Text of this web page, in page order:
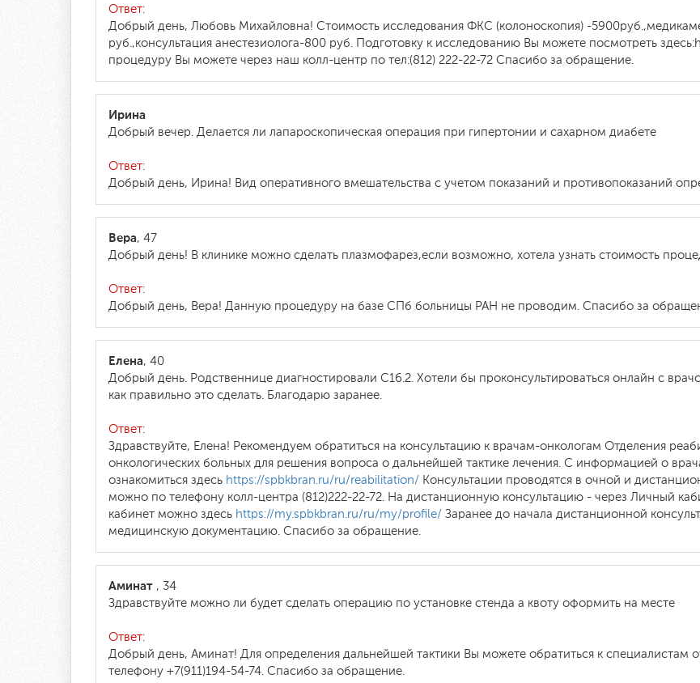
Ответ:
Добрый день, Любовь Михайловна! Стоимость исследования ФКС (колоноскопия) -
руб.,консультация анестезиолога-800 руб. Подготовку к исследованию Вы можете посмотреть
процедуру Вы можете через наш колл-центр по тел:(812) 222-22-72 Спасибо за обращение.
Ирина
Добрый вечер. Делается ли лапароскопическая операция при гипертонии и сахарном диабете
Ответ:
Добрый день, Ирина! Вид оперативного вмешательства с учетом показаний и противопоказаний
Вера, 47
Добрый день! В клинике можно сделать плазмофарез,если возможно, хотела узнать стоимость
Ответ:
Добрый день, Вера! Данную процедуру на базе СПб больницы РАН не проводим. Спасибо за
Елена, 40
Добрый день. Родственнице диагностировали С16.2. Хотели бы проконсультироваться онлайн с
как правильно это сделать. Благодарю заранее.
Ответ:
Здравствуйте, Елена! Рекомендуем обратиться на консультацию к врачам-онкологам Отделения
онкологических больных для решения вопроса о дальнейшей тактике лечения. С информацией о
ознакомиться здесь https://spbkbran.ru/ru/reabilitation/ Консультации проводятся в очной и
можно по телефону колл-центра (812)222-22-72. На дистанционную консультацию - через Личный
кабинет можно здесь https://my.spbkbran.ru/ru/my/profile/ Заранее до начала дистанционной
медицинскую документацию. Спасибо за обращение.
Аминат , 34
Здравствуйте можно ли будет сделать операцию по установке стенда а квоту оформить на месте
Ответ:
Добрый день, Аминат! Для определения дальнейшей тактики Вы можете обратиться к специалистам
телефону +7(911)194-54-74. Спасибо за обращение.